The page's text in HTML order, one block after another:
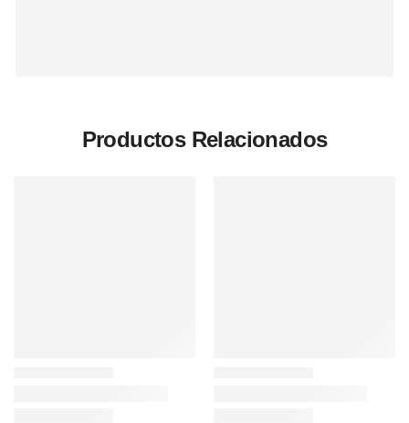
Productos Relacionados